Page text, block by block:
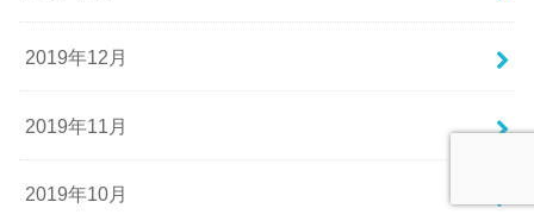
2019年12月
2019年11月
2019年10月